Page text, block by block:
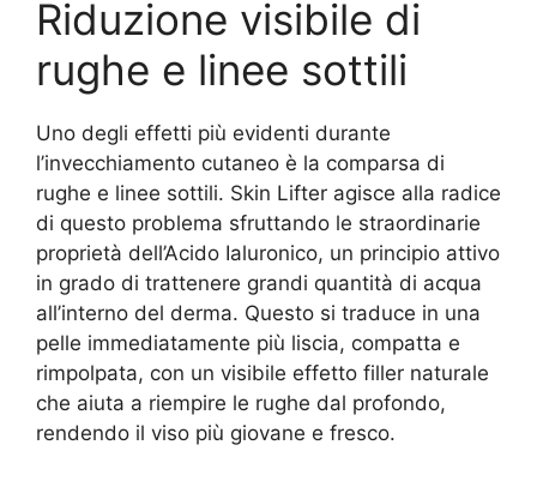
Riduzione visibile di
rughe e linee sottili
Uno degli effetti più evidenti durante
l’invecchiamento cutaneo è la comparsa di
rughe e linee sottili. Skin Lifter agisce alla radice
di questo problema sfruttando le straordinarie
proprietà dell’Acido Ialuronico, un principio attivo
in grado di trattenere grandi quantità di acqua
all’interno del derma. Questo si traduce in una
pelle immediatamente più liscia, compatta e
rimpolpata, con un visibile effetto filler naturale
che aiuta a riempire le rughe dal profondo,
rendendo il viso più giovane e fresco.